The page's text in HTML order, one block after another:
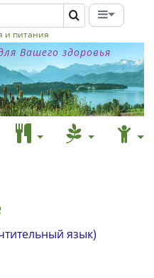
и питания
Вашего здоровья
язык)